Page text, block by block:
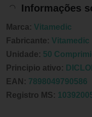
Informações
Marca: Vitamedic
Fabricante: Vitamedic
Unidade: 50
Principio ativo:
EAN: 7898049790586
Registro MS: